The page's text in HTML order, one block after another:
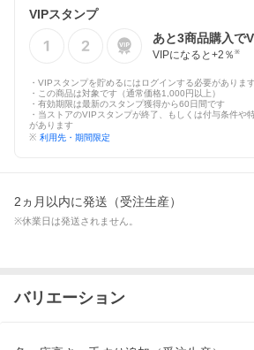
VIPスタンプ
あと3商品購入で
VIPになると+2 ％ ※
・VIPスタンプを貯めるにはログインする必要がありま
・この商品は対象です（通常価格1,000円以上）
・有効期限は最新のスタンプ獲得から60日間です
・当ストアのVIPスタンプが終了、もしくは付与条件や
があります
※ 利用先・期間限定
2ヵ月以内に発送（受注生産）
※休業日は発送されません。
バリエーション